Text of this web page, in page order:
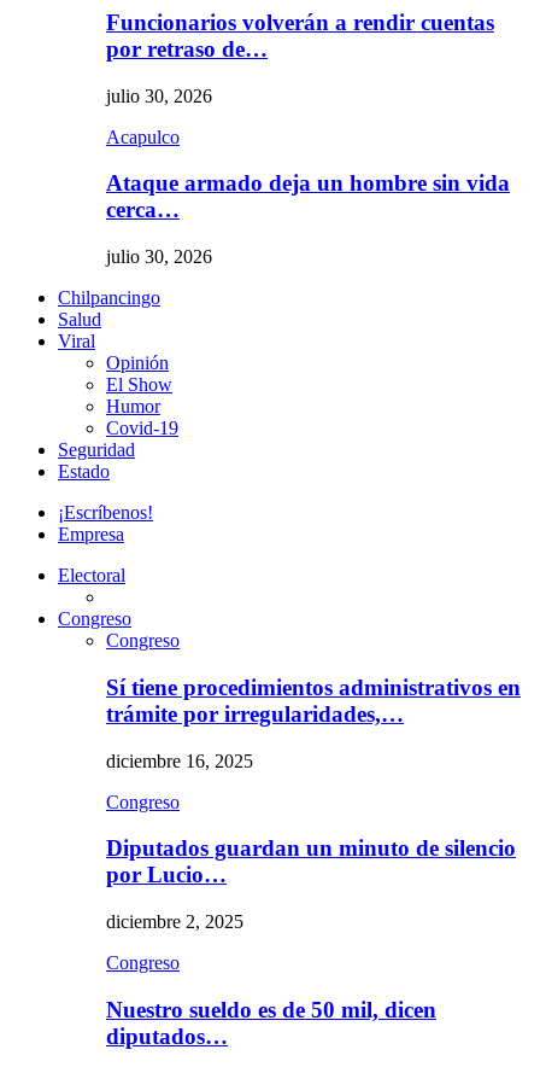
Funcionarios volverán a rendir cuentas
por retraso de…
julio 30, 2026
Acapulco
Ataque armado deja un hombre sin vida
cerca…
julio 30, 2026
Chilpancingo
Salud
Viral
Opinión
El Show
Humor
Covid-19
Seguridad
Estado
¡Escríbenos!
Empresa
Electoral
Congreso
Congreso
Sí tiene procedimientos administrativos en
trámite por irregularidades,…
diciembre 16, 2025
Congreso
Diputados guardan un minuto de silencio
por Lucio…
diciembre 2, 2025
Congreso
Nuestro sueldo es de 50 mil, dicen
diputados…